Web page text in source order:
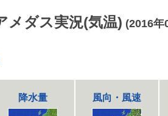
メダス実況(気温) (2016年
降水量 風向・風速